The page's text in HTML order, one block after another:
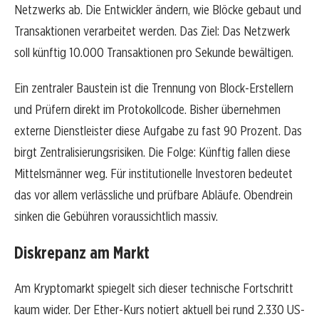
Netzwerks ab. Die Entwickler ändern, wie Blöcke gebaut und
Transaktionen verarbeitet werden. Das Ziel: Das Netzwerk
soll künftig 10.000 Transaktionen pro Sekunde bewältigen.
Ein zentraler Baustein ist die Trennung von Block-Erstellern
und Prüfern direkt im Protokollcode. Bisher übernehmen
externe Dienstleister diese Aufgabe zu fast 90 Prozent. Das
birgt Zentralisierungsrisiken. Die Folge: Künftig fallen diese
Mittelsmänner weg. Für institutionelle Investoren bedeutet
das vor allem verlässliche und prüfbare Abläufe. Obendrein
sinken die Gebühren voraussichtlich massiv.
Diskrepanz am Markt
Am Kryptomarkt spiegelt sich dieser technische Fortschritt
kaum wider. Der Ether-Kurs notiert aktuell bei rund 2.330 US-